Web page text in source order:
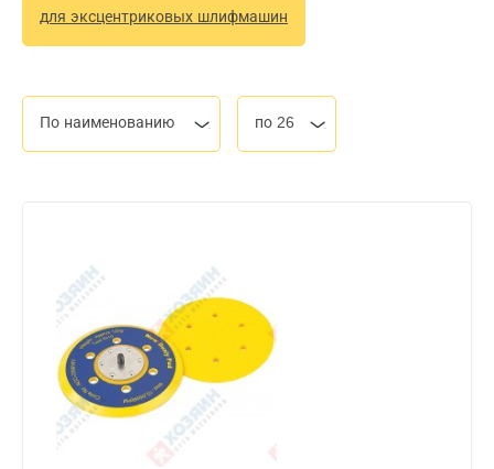
для эксцентриковых шлифмашин
По наименованию по 26